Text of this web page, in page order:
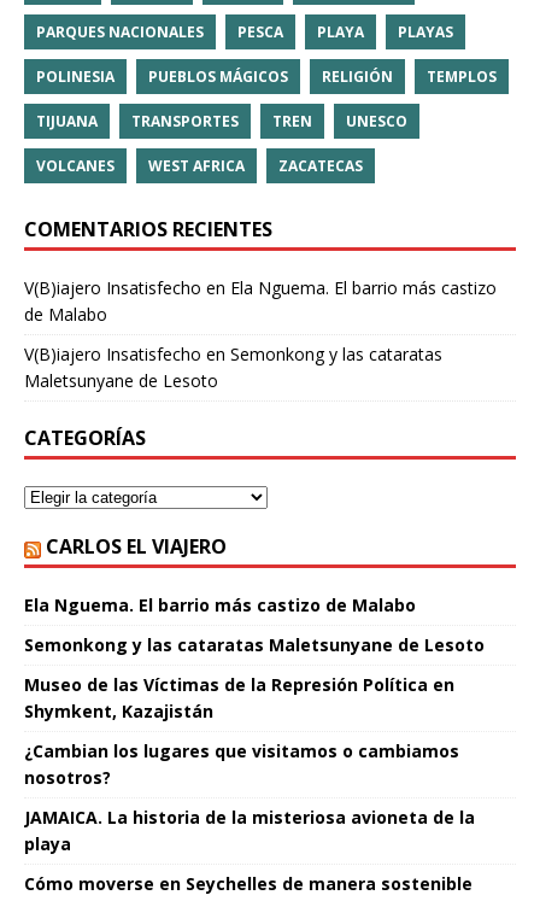
PARQUES NACIONALES PESCA PLAYA PLAYAS
POLINESIA PUEBLOS MÁGICOS RELIGIÓN TEMPLOS
TIJUANA TRANSPORTES TREN UNESCO
VOLCANES WEST AFRICA ZACATECAS
COMENTARIOS RECIENTES
V(B)iajero Insatisfecho en Ela Nguema. El barrio más castizo
de Malabo
V(B)iajero Insatisfecho en Semonkong y las cataratas
Maletsunyane de Lesoto
CATEGORÍAS
CARLOS EL VIAJERO
Ela Nguema. El barrio más castizo de Malabo
Semonkong y las cataratas Maletsunyane de Lesoto
Museo de las Víctimas de la Represión Política en
Shymkent, Kazajistán
¿Cambian los lugares que visitamos o cambiamos
nosotros?
JAMAICA. La historia de la misteriosa avioneta de la
playa
Cómo moverse en Seychelles de manera sostenible